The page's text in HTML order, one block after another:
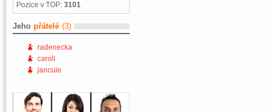
Pozice v TOP: 3101
Jeho přátelé (3)
radenecka
caroll
jancule